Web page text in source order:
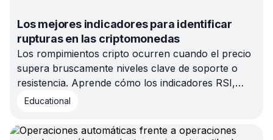
Los mejores indicadores para identificar
rupturas en las criptomonedas
Los rompimientos cripto ocurren cuando el precio
supera bruscamente niveles clave de soporte o
resistencia. Aprende cómo los indicadores RSI,
MACD, Bandas de Bollinger y el análisis de
reales y evitar señales falsas.
Educational